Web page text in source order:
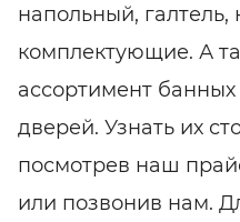
напольный, галтель,
комплектующие. А
ассортимент
дверей. Узнать их
посмотрев наш
или позвонив нам.